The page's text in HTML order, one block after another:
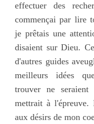
effectuer des
commençai par lire
je prêtais une
disaient sur Dieu.
d'autres guides
meilleurs idées
trouver ne seraient
mettrait à l'épreuve.
aux désirs de mon